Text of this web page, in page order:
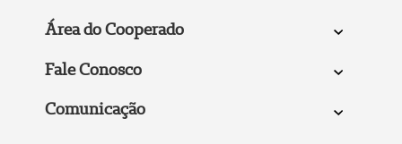
Área do Cooperado
Fale Conosco
Comunicação